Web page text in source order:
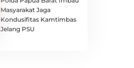
Masyarakat Jaga
Kondusifitas Kamtimbas
Jelang PSU